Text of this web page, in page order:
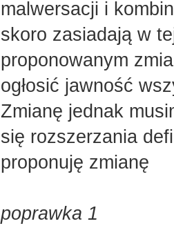
malwersacji i
skoro zasiadają w
proponowanym
ogłosić jawność
Zmianę jednak
się rozszerzania
proponuję zmianę
poprawka 1